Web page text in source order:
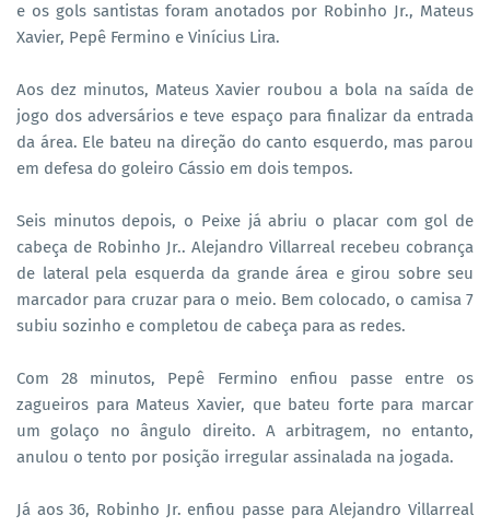
e os gols santistas foram anotados por Robinho Jr., Mateus
Xavier, Pepê Fermino e Vinícius Lira.
Aos dez minutos, Mateus Xavier roubou a bola na saída de
jogo dos adversários e teve espaço para finalizar da entrada
da área. Ele bateu na direção do canto esquerdo, mas parou
em defesa do goleiro Cássio em dois tempos.
Seis minutos depois, o Peixe já abriu o placar com gol de
cabeça de Robinho Jr.. Alejandro Villarreal recebeu cobrança
de lateral pela esquerda da grande área e girou sobre seu
marcador para cruzar para o meio. Bem colocado, o camisa 7
subiu sozinho e completou de cabeça para as redes.
Com 28 minutos, Pepê Fermino enfiou passe entre os
zagueiros para Mateus Xavier, que bateu forte para marcar
um golaço no ângulo direito. A arbitragem, no entanto,
anulou o tento por posição irregular assinalada na jogada.
Já aos 36, Robinho Jr. enfiou passe para Alejandro Villarreal